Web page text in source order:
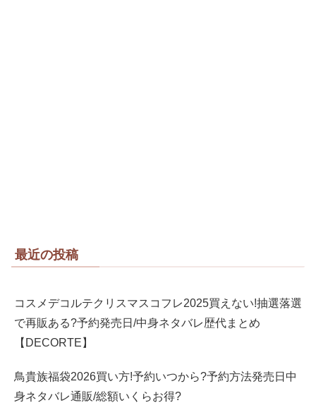
最近の投稿
コスメデコルテクリスマスコフレ2025買えない!抽選落選
で再販ある?予約発売日/中身ネタバレ歴代まとめ
【DECORTE】
鳥貴族福袋2026買い方!予約いつから?予約方法発売日中
身ネタバレ通販/総額いくらお得?